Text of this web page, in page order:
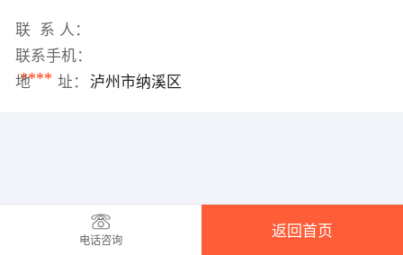
联 系 人：
联系手机：
****
地 址： 泸州市纳溪区
电话咨询
返回首页